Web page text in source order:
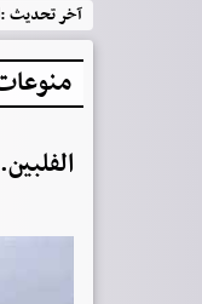
آخر تحديث :
الفلبين..